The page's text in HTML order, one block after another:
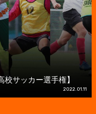
サッカー選手権】
2022.01.11